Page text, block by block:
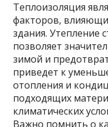
Теплоизоляция
факторов,
здания. Утепление
позволяет
зимой и
приведет к
отопления и
подходящих
климатических
Важно помнить о